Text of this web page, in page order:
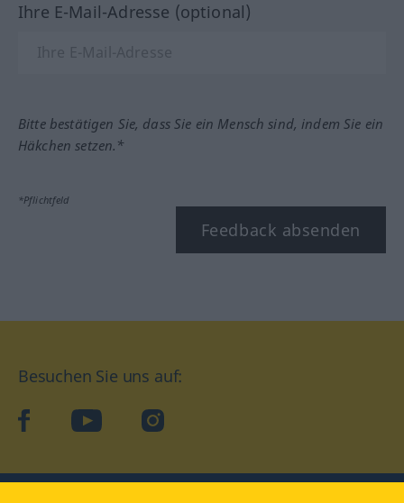
Ihre E-Mail-Adresse (optional)
Bitte bestätigen Sie, dass Sie ein Mensch sind, indem Sie ein
Häkchen setzen.*
*Pflichtfeld
Feedback absenden
Besuchen Sie uns auf:
facebookYouTube Instagram